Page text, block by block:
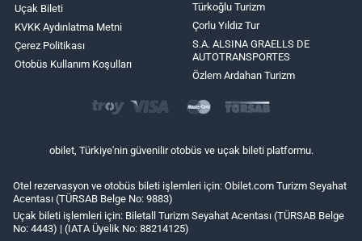
Uçak Bileti
KVKK Aydınlatma Metni
Çerez Politikası
Otobüs Kullanım Koşulları
Türkoğlu Turizm
Çorlu Yıldız Tur
S.A. ALSINA GRAELLS DE
AUTOTRANSPORTES
Özlem Ardahan Turizm
obilet, Türkiye'nin güvenilir otobüs ve uçak bileti platformu.
Otel rezervasyon ve otobüs bileti işlemleri için: Obilet.com Turizm Seyahat
Acentası (TÜRSAB Belge No: 9883)
Uçak bileti işlemleri için: Biletall Turizm Seyahat Acentası (TÜRSAB Belge
No: 4443) | (IATA Üyelik No: 88214125)